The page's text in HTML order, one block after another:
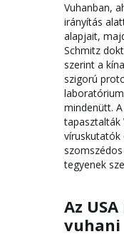
Vuhanban,
irányítás
alapjait,
Schmitz
szerint a
szigorú
mindenütt.
tapasztalták
víruskutatók
tegyenek
Az